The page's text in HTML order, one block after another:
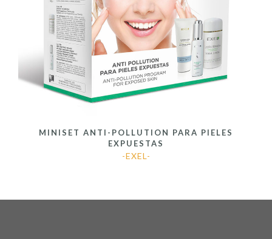
MINISET ANTI-POLLUTION PARA PIELES
EXPUESTAS
-EXEL-